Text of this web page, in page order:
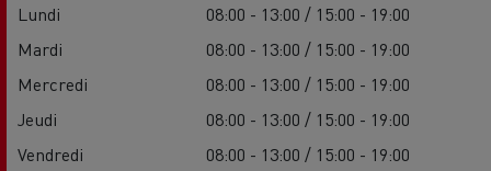
Lundi
08:00 - 13:00 / 15:00 - 19:00
Mardi
08:00 - 13:00 / 15:00 - 19:00
Mercredi
08:00 - 13:00 / 15:00 - 19:00
Jeudi
08:00 - 13:00 / 15:00 - 19:00
Vendredi
08:00 - 13:00 / 15:00 - 19:00